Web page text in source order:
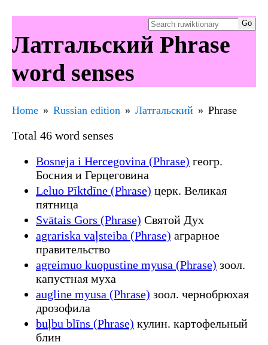
Латгальский Phrase
word senses
Home Russian edition Латгальский Phrase
Total 46 word senses
Bosneja i Hercegovina (Phrase) геогр.
Босния и Герцеговина
Leluo Pīktdīne (Phrase) церк. Великая
пятница
Svātais Gors (Phrase) Святой Дух
agrariska vaļsteiba (Phrase) аграрное
правительство
agreimuo kuopustine myusa (Phrase) зоол.
капустная муха
augline myusa (Phrase) зоол. чернобрюхая
дрозофила
buļbu blīns (Phrase) кулин. картофельный
блин